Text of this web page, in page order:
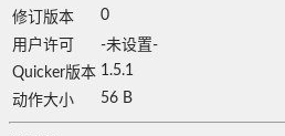
修订版本
0
用户许可
-未设置-
Quicker版本 1.5.1
动作大小
56 B